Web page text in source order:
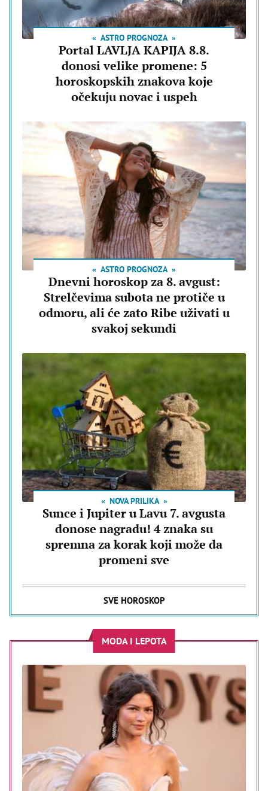
ASTRO PROGNOZA
Portal LAVLJA KAPIJA 8.8.
donosi velike promene: 5
horoskopskih znakova koje
očekuju novac i uspeh
ASTRO PROGNOZA
Dnevni horoskop za 8. avgust:
Strelčevima subota ne protiče u
odmoru, ali će zato Ribe uživati u
svakoj sekundi
NOVA PRILIKA
Sunce i Jupiter u Lavu 7. avgusta
donose nagradu! 4 znaka su
spremna za korak koji može da
promeni sve
SVE HOROSKOP
MODA I LEPOTA